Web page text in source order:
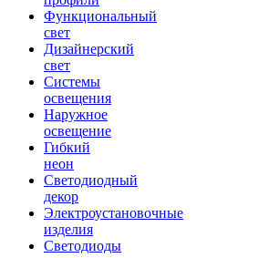
Функциональный
свет
Дизайнерский
свет
Системы
освещения
Наружное
освещение
Гибкий
неон
Светодиодный
декор
Электроустановочные
изделия
Светодиоды